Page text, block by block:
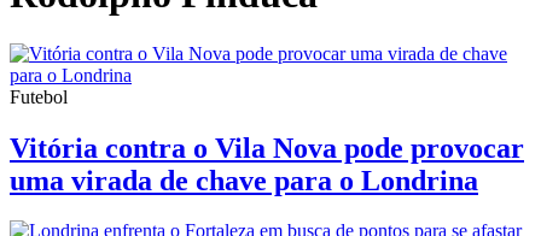
Futebol
Vitória contra o Vila Nova pode provocar
uma virada de chave para o Londrina